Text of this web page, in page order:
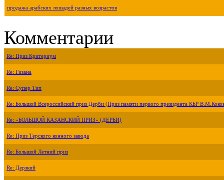
продажа арабских лошадей разных возрастов
Комментарии
Re: Приз Критериум
Re: Гизана
Re: Супер Тип
Re: Большой Всероссийский приз Дерби (Приз памяти первого президента КБР
Re: «БОЛЬШОЙ КАЗАНСКИЙ ПРИЗ» (ДЕРБИ)
Re: Приз Терского конного завода
Re: Большой Летний приз
Re: Дерзкий